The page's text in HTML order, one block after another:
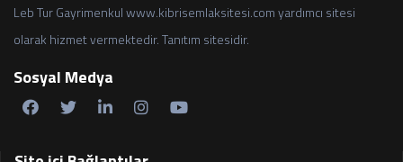
Leb Tur Gayrimenkul www.kibrisemlaksitesi.com yardımcı sitesi
olarak hizmet vermektedir. Tanıtım sitesidir.
Sosyal Medya